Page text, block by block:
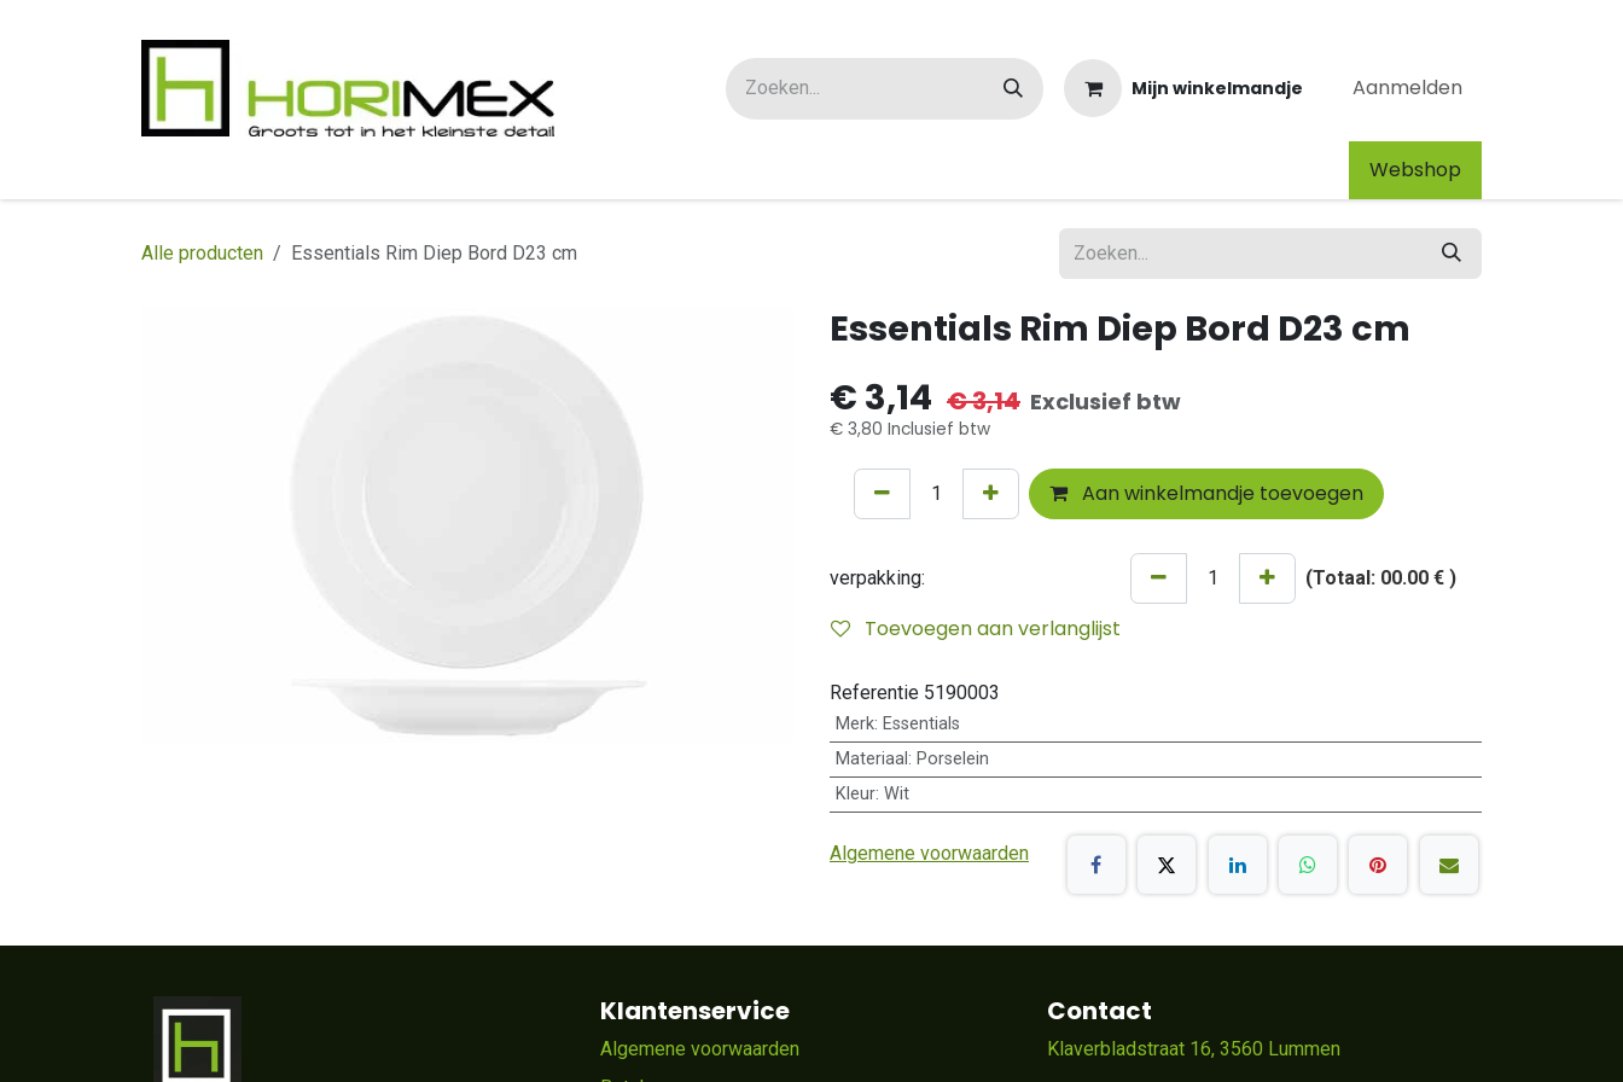
Mijn winkelmandje Aanmelden
Webshop​
Alle producten Essentials Rim Diep Bord D23 cm
Essentials Rim Diep Bord D23 cm
€ 3,14 €3,14 Exclusief btw
€ 3,80 Inclusief btw
Aan winkelmandje toevoegen
verpakking: (Totaal: 00.00 € )
Toevoegen aan verlanglijst
Referentie 5190003
Merk: Essentials
Materiaal : Porselein
Kleur: Wit
Algemene voorwaarden
Klantenservice
Algemene voorwaarden
Contact
Klaverbladstraat 16, 3560 Lummen